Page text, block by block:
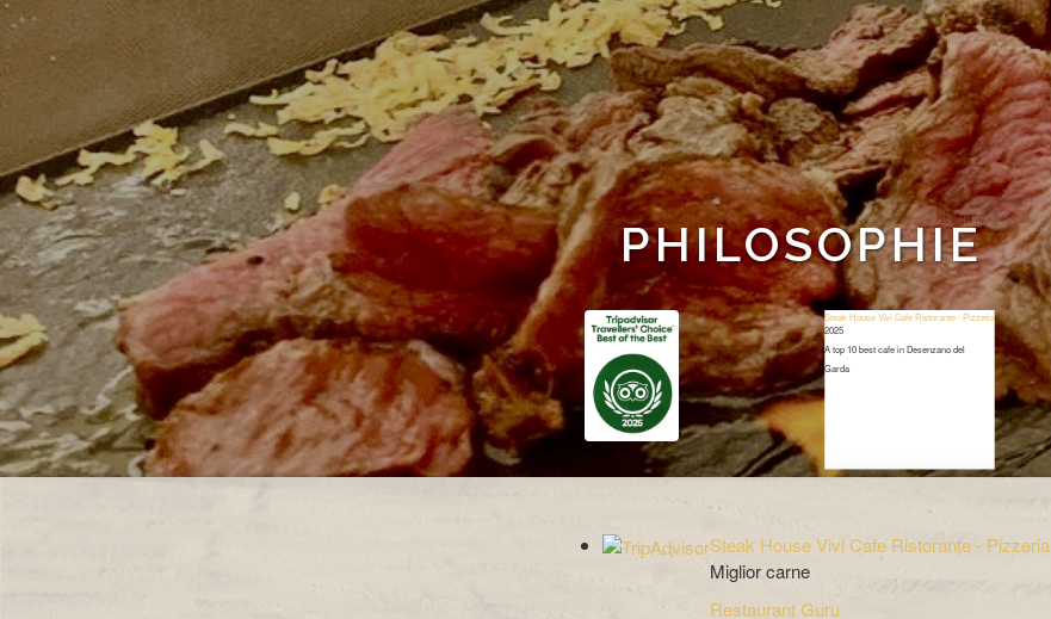
PHILOSOPHIE
Steak House Vivi Cafe Ristorante - Pizzeria
2025
A top 10 best cafe in Desenzano del
Garda
Steak House Vivi Cafe Ristorante - Pizzeria
Miglior carne
Restaurant Guru